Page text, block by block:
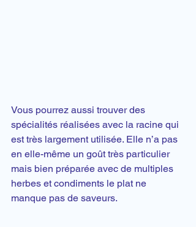
Vous pourrez aussi trouver des
spécialités réalisées avec la racine qui
est très largement utilisée. Elle n’a pas
en elle-même un goût très particulier
mais bien préparée avec de multiples
herbes et condiments le plat ne
manque pas de saveurs.